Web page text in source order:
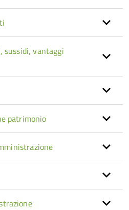
sussidi, vantaggi
patrimonio